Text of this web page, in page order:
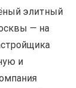
элитный
— на
и